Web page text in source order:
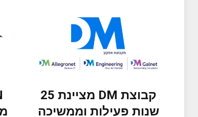
קבוצת DM מציינת 25
שנות פעילות וממשיכה